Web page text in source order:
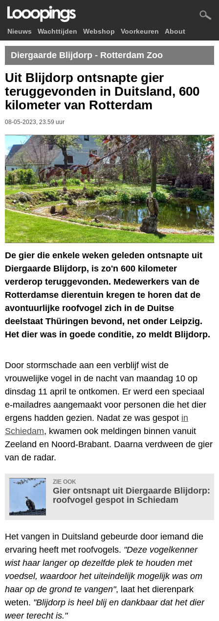
Nieuws Wachttijden Webshop Voorkeuren About
Diergaarde Blijdorp - Rotterdam Zoo
Uit Blijdorp ontsnapte gier
teruggevonden in Duitsland, 600
kilometer van Rotterdam
08-05-2023, 23.59 uur
De gier die enkele weken geleden ontsnapte uit
Diergaarde Blijdorp, is zo'n 600 kilometer
verderop teruggevonden. Medewerkers van de
Rotterdamse dierentuin kregen te horen dat de
avontuurlijke roofvogel zich in de Duitse
deelstaat Thüringen bevond, net onder Leipzig.
Het dier was in goede conditie, zo meldt Blijdorp.
Door stormschade aan een verblijf wist de
vrouwelijke vogel in de nacht van maandag 10 op
dinsdag 11 april te ontkomen. Er werd een speciaal
e-mailadres aangemaakt voor personen die het dier
ergens hadden gezien. Nadat ze was gespot in
Schiedam, kwamen ook meldingen binnen vanuit
Zeeland en Noord-Brabant. Daarna verdween de gier
van de radar.
ZIE OOK
Gier ontsnapt uit Diergaarde Blijdorp:
roofvogel gespot in Schiedam
Het vangen in Duitsland gebeurde door iemand die
ervaring heeft met roofvogels. "Deze vogelkenner
wist haar langer op dezelfde plek te houden met
voedsel, waardoor het uiteindelijk mogelijk was om
haar op de grond te vangen", laat het dierenpark
weten. "Blijdorp is heel blij en dankbaar dat het dier
weer terecht is."